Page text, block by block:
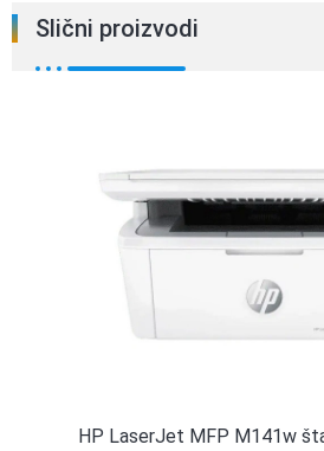
Slični proizvodi
HP LaserJet MFP M141w